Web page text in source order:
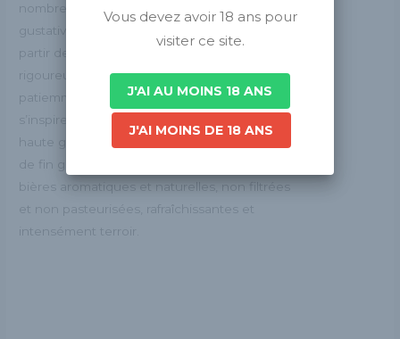
nombreuses qualités énergétiques et
gustatives. Nos créations sont produites à
partir de différents types de malts
rigoureusement sélectionnés. La recette,
patiemment élaborée et bien gardée,
s’inspire des bières fines et gustatives de
haute gastronomie pour satisfaire vos palais
de fin gourmets. MADDAM ce sont des
bières aromatiques et naturelles, non filtrées
et non pasteurisées, rafraîchissantes et
intensément terroir.
Vous devez avoir 18 ans pour
visiter ce site.
J'AI AU MOINS 18 ANS
J'AI MOINS DE 18 ANS